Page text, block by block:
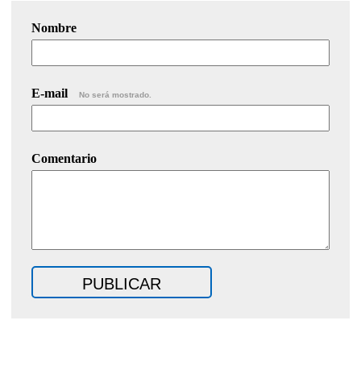
Nombre
E-mail No será mostrado.
Comentario